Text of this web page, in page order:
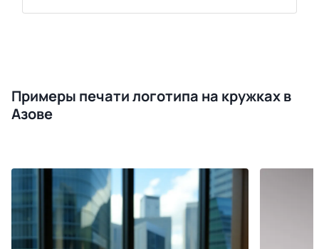
Примеры печати логотипа на кружках в
Азове